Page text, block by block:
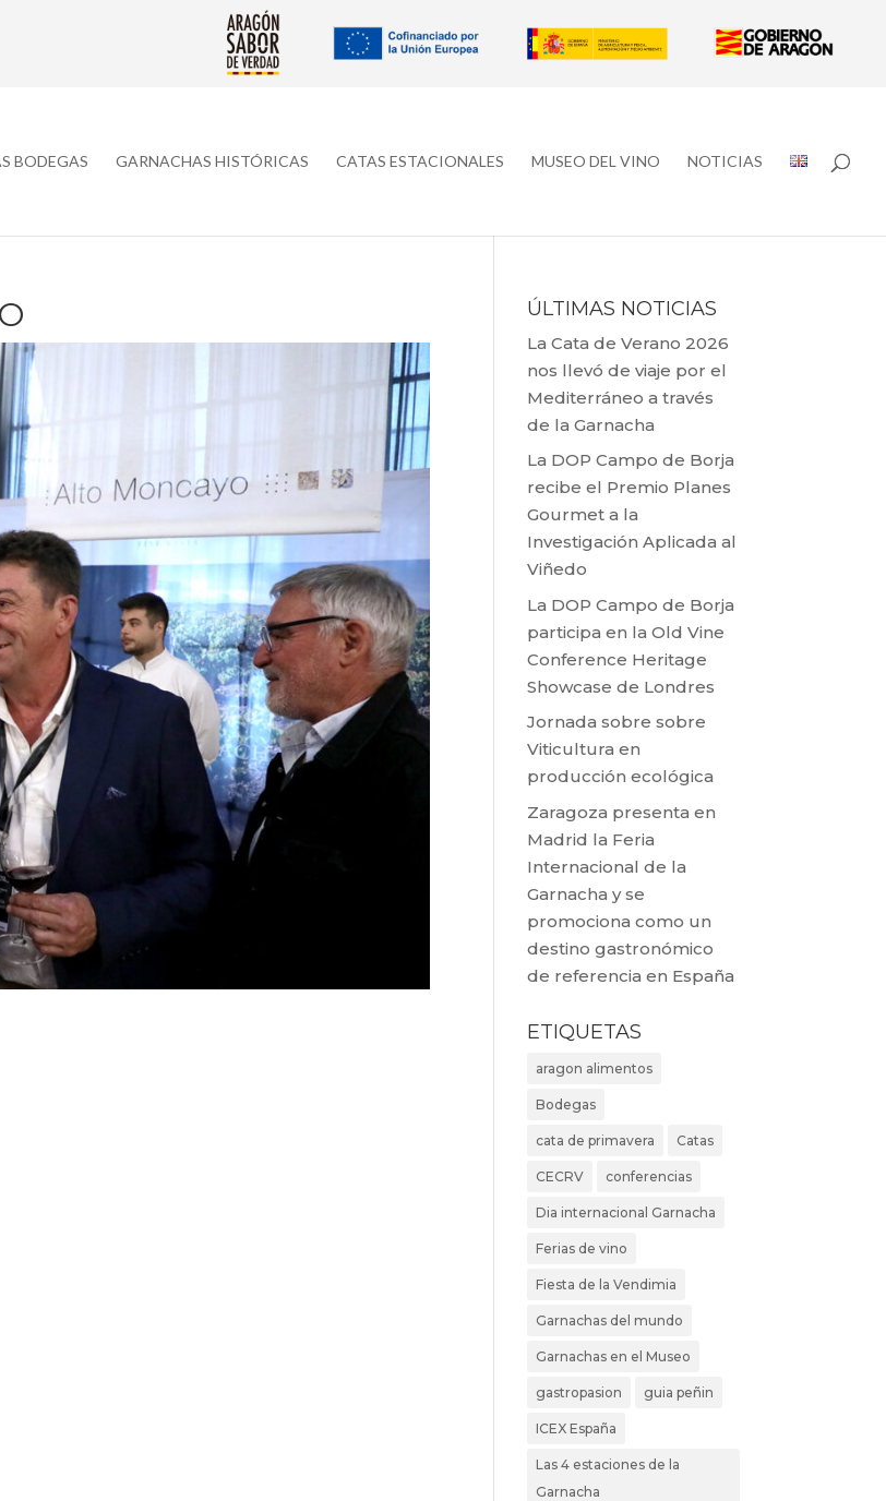
BODEGAS GARNACHAS HISTÓRICAS CATAS ESTACIONALES MUSEO DEL VINO NOTICIAS
ÚLTIMAS NOTICIAS
La Cata de Verano 2026
nos llevó de viaje por el
Mediterráneo a través
de la Garnacha
La DOP Campo de Borja
recibe el Premio Planes
Gourmet a la
Investigación Aplicada al
Viñedo
La DOP Campo de Borja
participa en la Old Vine
Conference Heritage
Showcase de Londres
Jornada sobre sobre
Viticultura en
producción ecológica
Zaragoza presenta en
Madrid la Feria
Internacional de la
Garnacha y se
promociona como un
destino gastronómico
de referencia en España
ETIQUETAS
aragon alimentos
Bodegas
cata de primavera Catas
CECRV conferencias
Dia internacional Garnacha
Ferias de vino
Fiesta de la Vendimia
Garnachas del mundo
Garnachas en el Museo
gastropasion guia peñin
ICEX España
Las 4 estaciones de la
Garnacha